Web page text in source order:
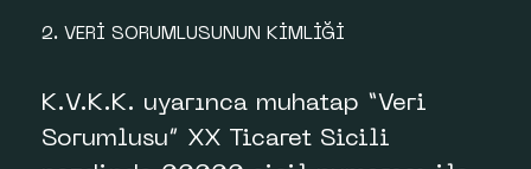
2. VERİ SORUMLUSUNUN KİMLİĞİ
K.V.K.K. uyarınca muhatap “Veri
Sorumlusu” XX Ticaret Sicili